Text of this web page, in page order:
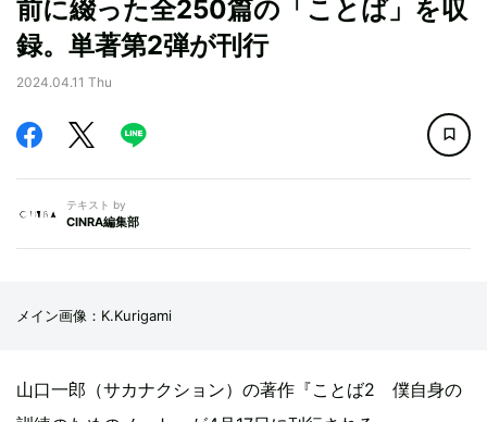
前に綴った全250篇の「ことば」を収
録。単著第2弾が刊行
2024.04.11 Thu
テキスト by
CINRA編集部
メイン画像：K.Kurigami
山口一郎（サカナクション）の著作『ことば2 僕自身の